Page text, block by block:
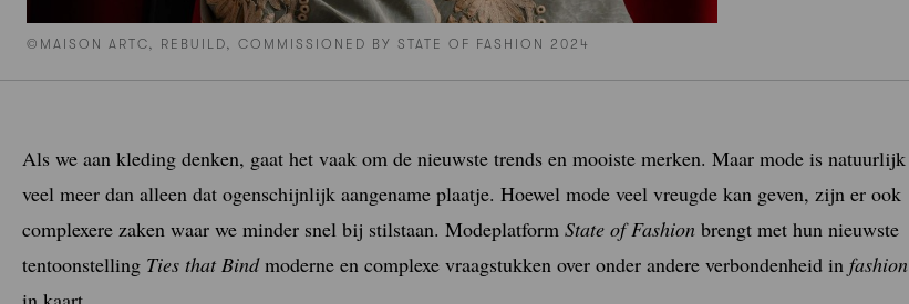
©MAISON ARTC, REBUILD, COMMISSIONED BY STATE OF FASHION 2024
Als we aan kleding denken, gaat het vaak om de nieuwste trends en mooiste merken. Maar mode is natuurlijk
veel meer dan alleen dat ogenschijnlijk aangename plaatje. Hoewel mode veel vreugde kan geven, zijn er ook
complexere zaken waar we minder snel bij stilstaan. Modeplatform State of Fashion brengt met hun nieuwste
tentoonstelling Ties that Bindmoderne en complexe vraagstukken over onder andere verbondenheid in fashion